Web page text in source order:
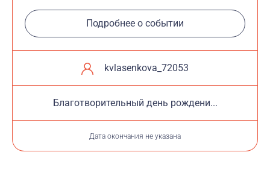
Подробнее о событии
kvlasenkova_72053
Благотворительный день рождени...
Дата окончания не указана